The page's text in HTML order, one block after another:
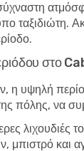
ταξιδιώτη.
στο
η υψηλή
πόλης, να
και